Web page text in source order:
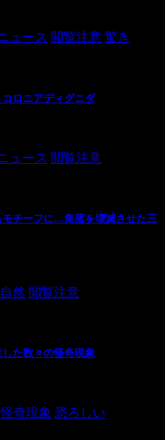
ュース 閲覧注意 驚き
ロニアディグニダ
ュース 閲覧注意
モチーフに…集落を壊滅させた三
自然 閲覧注意
た数々の怪奇現象
怪奇現象 恐ろしい